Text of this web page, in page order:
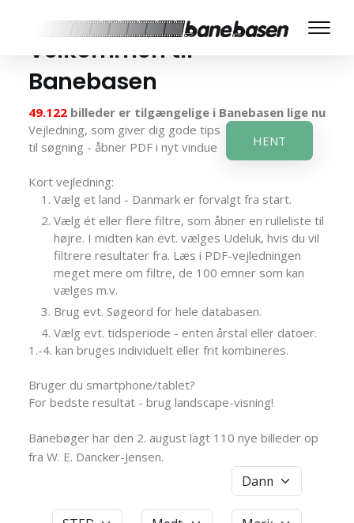
Velkommen til
Banebasen
49.122 billeder er tilgængelige i Banebasen lige nu
Vejledning, som giver dig gode tips
til søgning - åbner PDF i nyt vindue
HENT
Kort vejledning:
Vælg et land - Danmark er forvalgt fra start.
Vælg ét eller flere filtre, som åbner en rulleliste til
højre. I midten kan evt. vælges Udeluk, hvis du vil
filtrere resultater fra. Læs i PDF-vejledningen
meget mere om filtre, de 100 emner som kan
vælges m.v.
Brug evt. Søgeord for hele databasen.
Vælg evt. tidsperiode - enten årstal eller datoer.
1.-4. kan bruges individuelt eller frit kombineres.
Bruger du smartphone/tablet?
For bedste resultat - brug landscape-visning!
Banebøger har den 2. august lagt 110 nye billeder op
fra W. E. Dancker-Jensen.